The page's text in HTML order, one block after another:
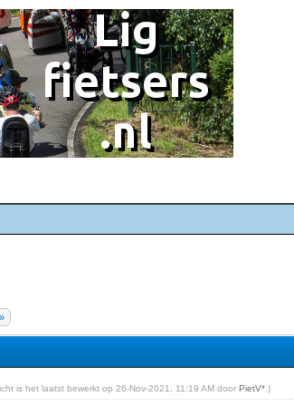
is het laatst bewerkt op 26-Nov-2021, 11:19 AM doorPietV* .)